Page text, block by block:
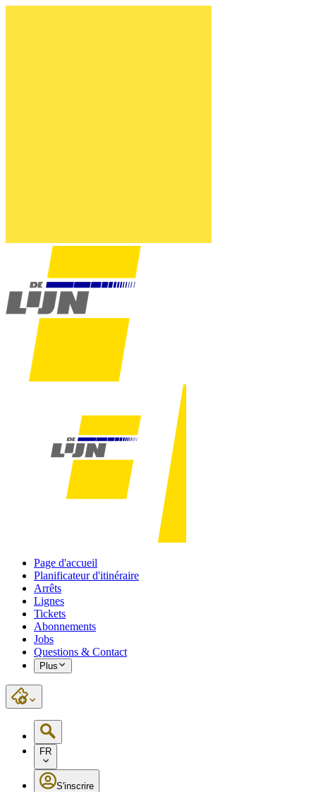
Page d'accueil
Planificateur d'itinéraire
Arrêts
Lignes
Tickets
Abonnements
Jobs
Questions & Contact
Plus
FR
S'inscrire